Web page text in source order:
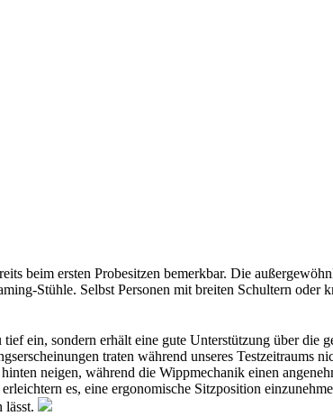
beim ersten Probesitzen bemerkbar. Die
Stühle. Selbst Personen mit breiten Schultern oder
ein, sondern erhält eine gute Unterstützung über die
traten während unseres Testzeitraums
neigen, während die Wippmechanik einen
es, eine ergonomische Sitzposition
lässt.